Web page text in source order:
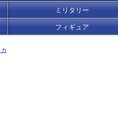
ミリタリー
フィギュア